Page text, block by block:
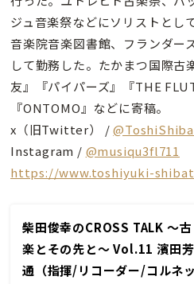
ジュ音楽祭などにソリストとし
音楽院音楽図書館、フランダー
して勤務した。たかまつ国際古
友』『パイパーズ』『THE
『ONTOMO』などに寄稿。
x（旧Twitter） /
Instagram / @musiqu3fl711
https://www.toshiyuki-
柴田俊幸のCROSS TALK 〜古
楽とその先と〜 Vol.11 濱田芳
通（指揮/リコーダー/コルネッ